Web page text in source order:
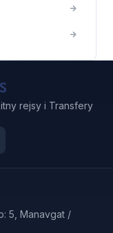
rejsy i Transfery
5, Manavgat /